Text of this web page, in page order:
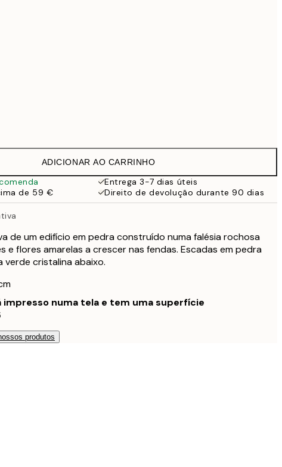
ADICIONAR AO CARRINHO
Entrega 3-7 dias úteis
de 59 €
Direito de devolução durante 90 dias
de um edifício em pedra construído numa falésia rochosa
e flores amarelas a crescer nas fendas. Escadas em pedra
verde cristalina abaixo.
numa tela e tem uma superfície
produtos